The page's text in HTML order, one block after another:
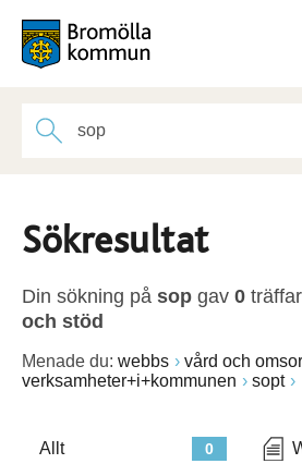
Sökresultat
Din sökning på sop gav 0
och stöd
Menade du: webbs
vård och
verksamheter+i+kommunen
sopt
0
Allt